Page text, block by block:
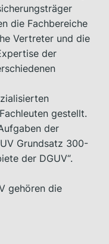
die Fachbereiche
Vertreter und die
der
gestellt.
der
Grundsatz 300-
der DGUV“.
gehören die